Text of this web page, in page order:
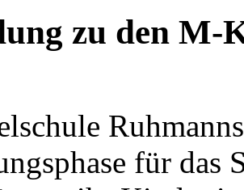
zu den M-
für das